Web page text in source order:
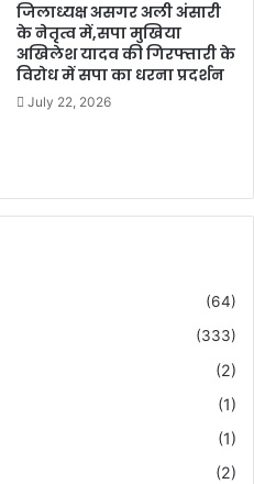
जिलाध्यक्ष असगर अली अंसारी
के नेतृत्व में,सपा मुखिया
अखिलेश यादव की गिरफ्तारी के
विरोध में सपा का धरना प्रदर्शन
July 22, 2026
(64)
(333)
(2)
(1)
(1)
(2)